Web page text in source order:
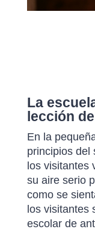
La
lección
En la
principios del
los visitantes
su aire serio
como se
los visitantes
escolar de